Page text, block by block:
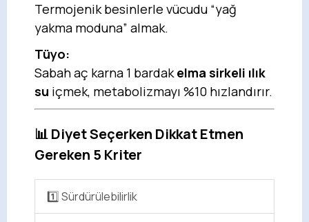
Termojenik besinlerle vücudu “yağ
yakma moduna” almak.
Tüyo:
Sabah aç karna 1 bardakelma sirkeli ılık
su içmek, metabolizmayı %10 hızlandırır.
📊 Diyet Seçerken Dikkat Etmen
Gereken 5 Kriter
1️⃣ Sürdürülebilirlik